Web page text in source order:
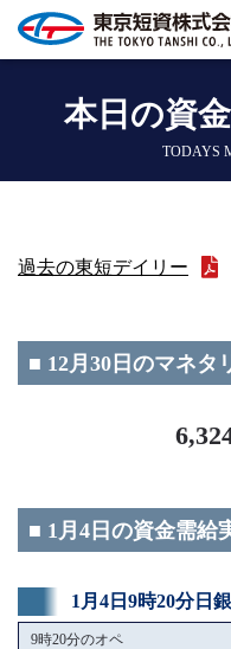
本日の資
TODAYS
過去の東短デイリー
■ 12月30日のマネタ
■ 1月4日の資金需給
1月4日9時20分日
9時20分のオペ